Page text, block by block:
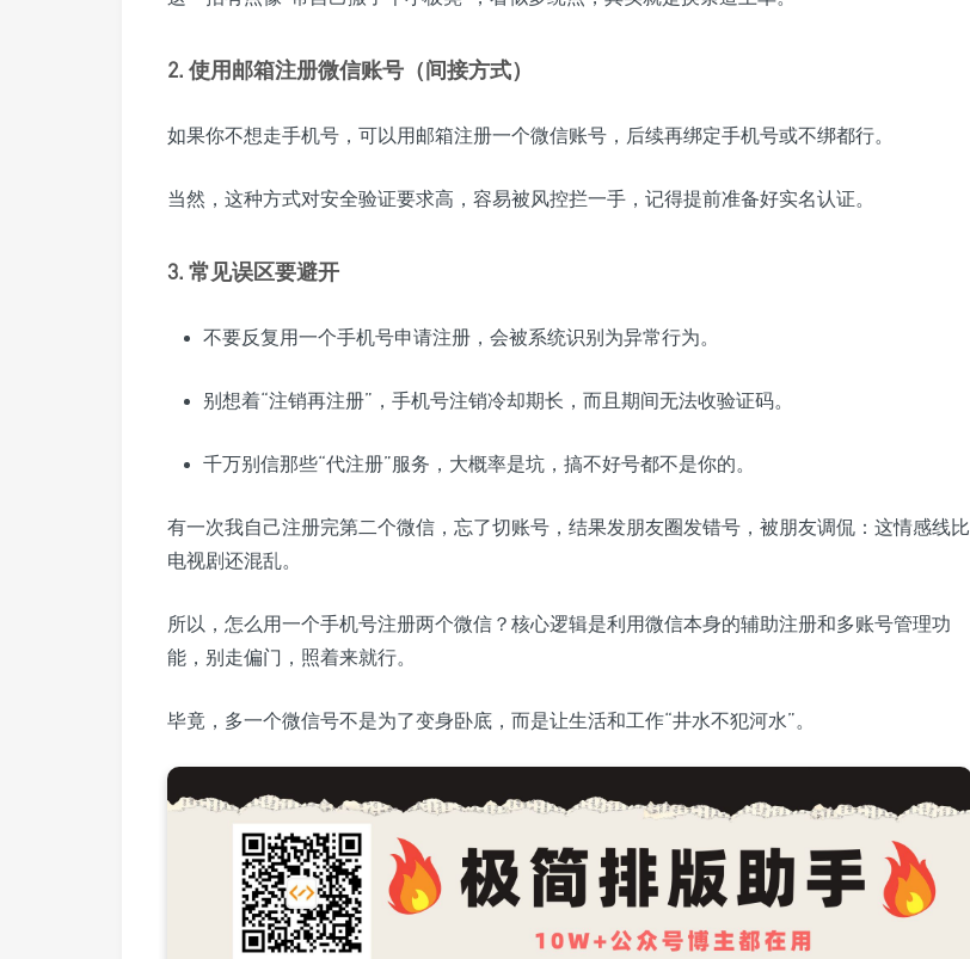
2. 使用邮箱注册微信账号（间接方式）
如果你不想走手机号，可以用邮箱注册一个微信账号，后续再绑定手机号或不绑都行。
当然，这种方式对安全验证要求高，容易被风控拦一手，记得提前准备好实名认证。
3. 常见误区要避开
不要反复用一个手机号申请注册，会被系统识别为异常行为。
别想着“注销再注册”，手机号注销冷却期长，而且期间无法收验证码。
千万别信那些“代注册”服务，大概率是坑，搞不好号都不是你的。
有一次我自己注册完第二个微信，忘了切账号，结果发朋友圈发错号，被朋友调侃：这情感线比
电视剧还混乱。
所以，怎么用一个手机号注册两个微信？核心逻辑是利用微信本身的辅助注册和多账号管理功
能，别走偏门，照着来就行。
毕竟，多一个微信号不是为了变身卧底，而是让生活和工作“井水不犯河水”。